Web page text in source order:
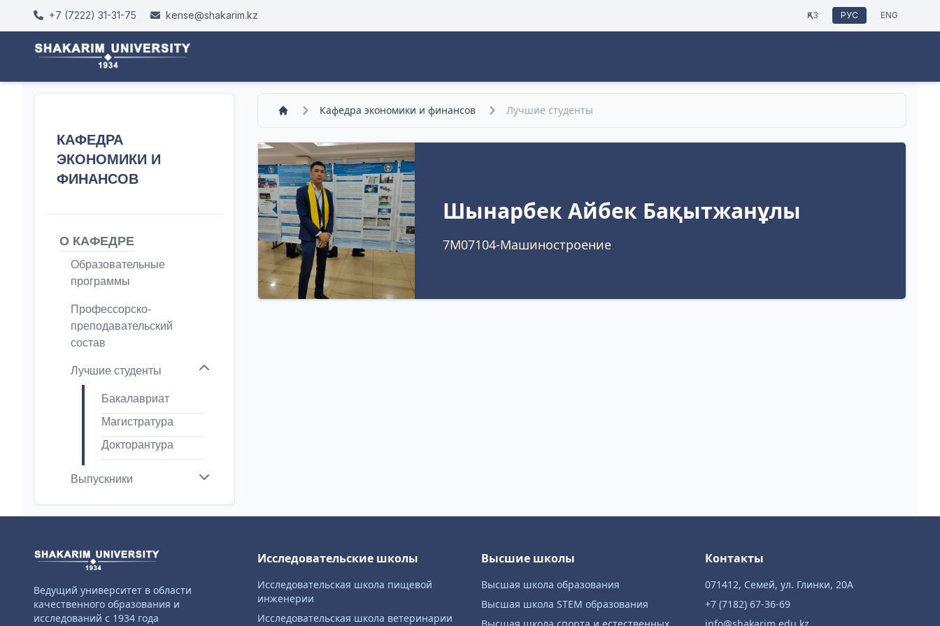
+7 (7222) 31-31-75 kense@shakarim.kz ҚАЗ РУС ENG
КАФЕДРА
ЭКОНОМИКИ И
ФИНАНСОВ
О КАФЕДРЕ
Образовательные
программы
Профессорско-
преподавательский
состав
Лучшие студенты
Бакалавриат
Магистратура
Докторантура
Выпускники
Кафедра экономики и финансов Лучшие студенты
Шынарбек Айбек Бақытжанұлы
7M07104-Машиностроение
Ведущий университет в области
качественного образования и
исследований с 1934 года
Исследовательские школы
Исследовательская школа пищевой
инженерии
Исследовательская школа ветеринарии
Высшие школы
Высшая школа образования
Высшая школа STEM образования
Контакты
071412, Семей, ул. Глинки, 20А
+7 (7182) 67-36-69